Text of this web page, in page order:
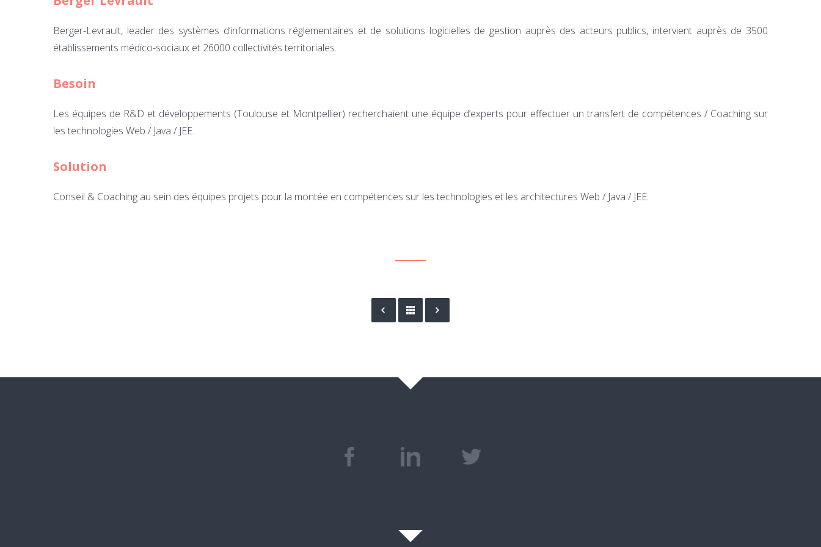
Berger-Levrault, leader des systèmes d’informations réglementaires et de solutions logicielles de gestion auprès des acteurs publics, intervient auprès de 3500
établissements médico-sociaux et 26000 collectivités territoriales.
Besoin
Les équipes de R&D et développements (Toulouse et Montpellier) recherchaient une équipe d’experts pour effectuer un transfert de compétences / Coaching sur
les technologies Web / Java / JEE.
Solution
Conseil & Coaching au sein des équipes projets pour la montée en compétences sur les technologies et les architectures Web / Java / JEE.